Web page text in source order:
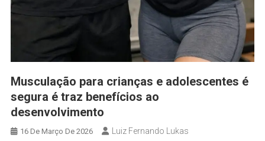
Musculação para crianças e adolescentes é
segura é traz benefícios ao
desenvolvimento
16 De Março De 2026 Luiz Fernando Lukas